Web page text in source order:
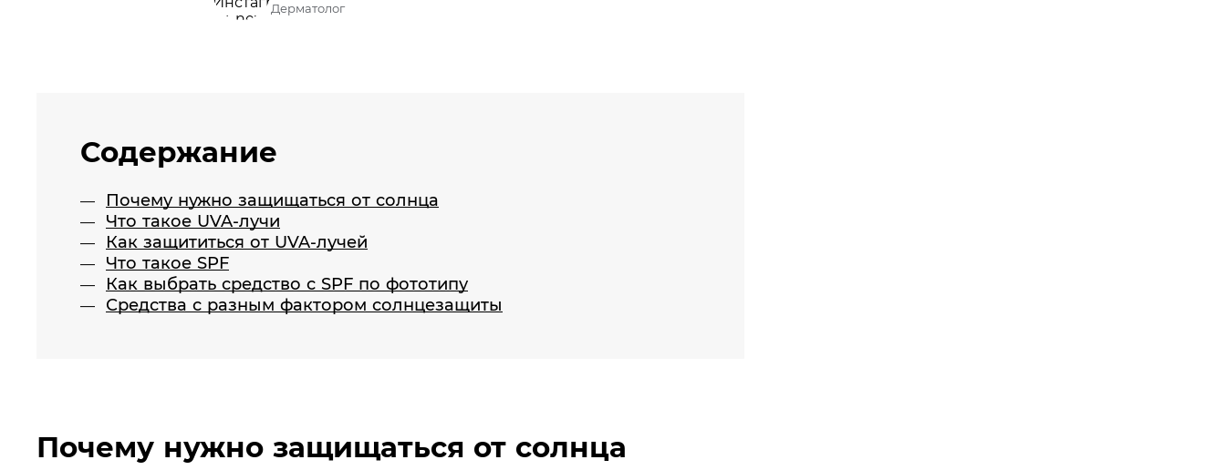
Дерматолог
Содержание
Почему нужно защищаться от солнца
Что такое UVA-лучи
Как защититься от UVA-лучей
Что такое SPF
Как выбрать средство с SPF по фототипу
Средства с разным фактором солнцезащиты
Почему нужно защищаться от солнца